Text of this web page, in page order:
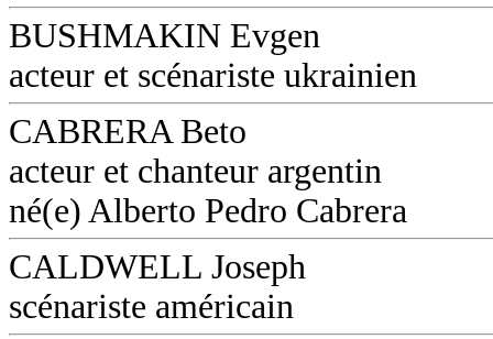
BUSHMAKIN Evgen
acteur et scénariste ukrainien
CABRERA Beto
acteur et chanteur argentin
né(e) Alberto Pedro Cabrera
CALDWELL Joseph
scénariste américain